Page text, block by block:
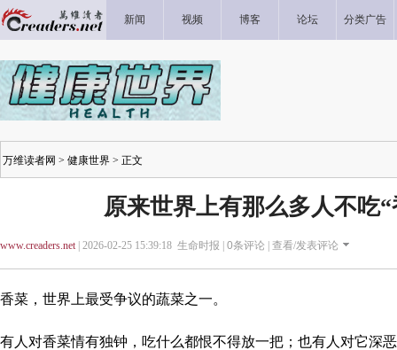
新闻 视频 博客 论坛 分类广告
万维读者网 > 健康世界 > 正文
原来世界上有那么多人不
www.creaders.net| 2026-02-25 15:39:18 生命时报 | 0条评论 | 查看/发表评论
香菜，世界上最受争议的蔬菜之一。
有人对香菜情有独钟，吃什么都恨不得放一把；也有人对它深